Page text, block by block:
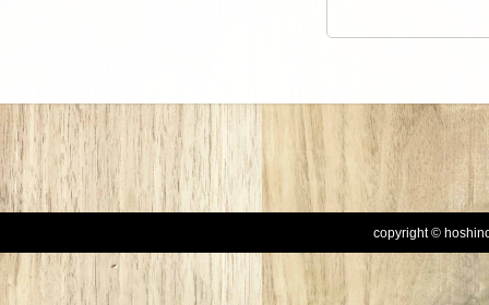
copyright ©